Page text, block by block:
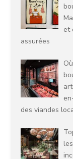
et
assurées
des viandes